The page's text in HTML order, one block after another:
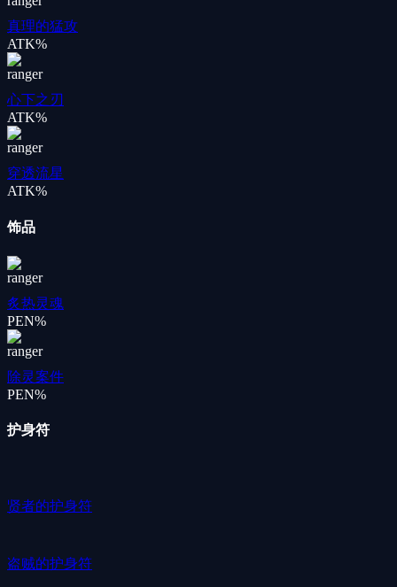
真理的猛攻
ATK%
心下之刃
ATK%
穿透流星
ATK%
饰品
炙热灵魂
PEN%
除灵案件
PEN%
护身符
贤者的护身符
盗贼的护身符